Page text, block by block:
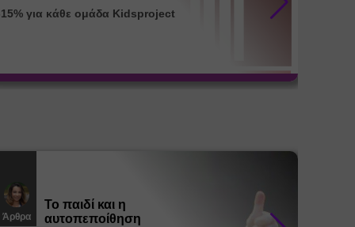
για κάθε ομάδα Kidsproject
Άρθρα
Το παιδί και η
αυτοπεποίθηση